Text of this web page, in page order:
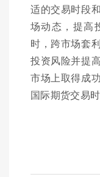
适的交易时段
场动态，提高
时，跨市场套
投资风险并提
市场上取得成
国际期货交易